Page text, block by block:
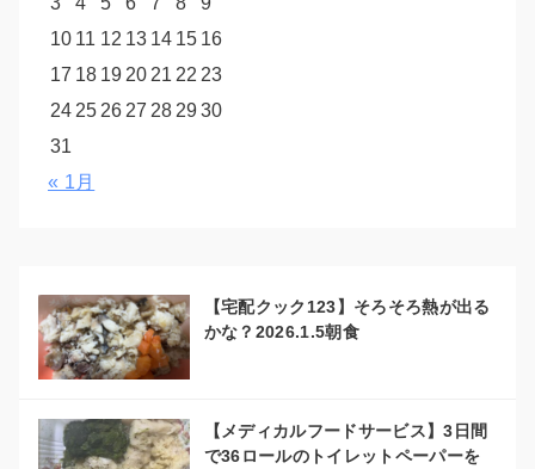
10 11 12 13 14 15 16
17 18 19 20 21 22 23
24 25 26 27 28 2930
31
« 1月
【宅配クック123】そろそろ熱が出る
かな？2026.1.5朝食
【メディカルフードサービス】3日間
で36ロールのトイレットペーパーを